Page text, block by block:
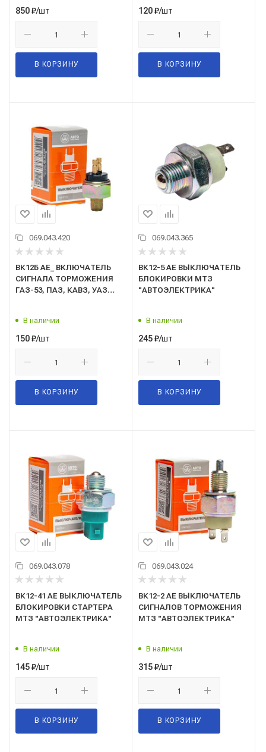
850₽/шт
В КОРЗИНУ
"ZOMMER" 17034
120₽/шт
В КОРЗИНУ
069.043.420
ВК12Б AE_ ВКЛЮЧАТЕЛЬ
СИГНАЛА ТОРМОЖЕНИЯ
ГАЗ-53, ПАЗ, КАВЗ, УАЗ
В наличии
150₽/шт
В КОРЗИНУ
069.043.365
ВК12-5 АЕ ВЫКЛЮЧАТЕЛЬ
БЛОКИРОВКИ МТЗ
"АВТОЭЛЕКТРИКА"
В наличии
245₽/шт
В КОРЗИНУ
069.043.078
ВК12-41 AE ВЫКЛЮЧАТЕЛЬ
БЛОКИРОВКИ СТАРТЕРА
МТЗ "АВТОЭЛЕКТРИКА"
В наличии
145₽/шт
В КОРЗИНУ
069.043.024
ВК12-2 AE ВЫКЛЮЧАТЕЛЬ
СИГНАЛОВ ТОРМОЖЕНИЯ
МТЗ "АВТОЭЛЕКТРИКА"
В наличии
315₽/шт
В КОРЗИНУ